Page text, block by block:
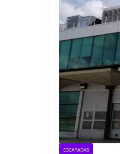
ESCAPADAS